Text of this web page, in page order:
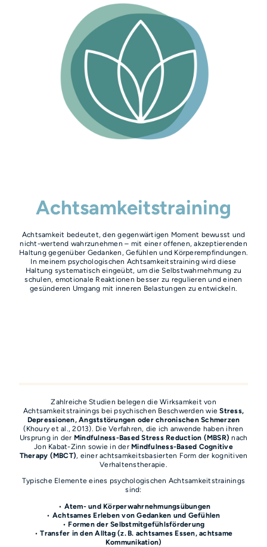
Achtsamkeitstraining
Achtsamkeit bedeutet, den gegenwärtigen Moment bewusst und
nicht-wertend wahrzunehmen – mit einer offenen, akzeptierenden
Haltung gegenüber Gedanken, Gefühlen und Körperempfindungen.
In meinem psychologischen Achtsamkeitstraining wird diese
Haltung systematisch eingeübt, um die Selbstwahrnehmung zu
schulen, emotionale Reaktionen besser zu regulieren und einen
gesünderen Umgang mit inneren Belastungen zu entwickeln.
Zahlreiche Studien belegen die Wirksamkeit von
Achtsamkeitstrainings bei psychischen Beschwerden wieStress,
Depressionen, Angststörungen oder chronischen Schmerzen
(Khoury et al., 2013). Die Verfahren, die ich anwende haben ihren
Ursprung in der Mindfulness-Based Stress Reduction (MBSR) nach
Jon Kabat-Zinn sowie in derMindfulness-Based Cognitive
Therapy (MBCT), einer achtsamkeitsbasierten Form der kognitiven
Verhaltenstherapie.
Typische Elemente eines psychologischen Achtsamkeitstrainings
sind:
• Atem- und Körperwahrnehmungsübungen
• Achtsames Erleben von Gedanken und Gefühlen
•Formen der Selbstmitgefühlsförderung
•Transfer in den Alltag (z. B. achtsames Essen, achtsame
Kommunikation)